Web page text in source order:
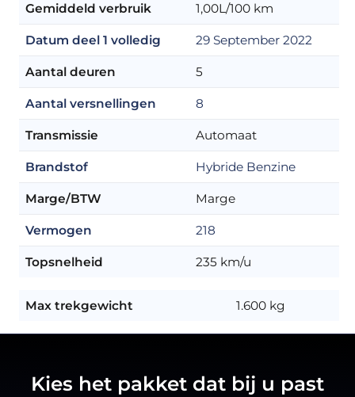
Gemiddeld verbruik 1,00L/100 km
Datum deel 1 volledig 29 September 2022
Aantal deuren 5
Aantal versnellingen 8
Transmissie Automaat
Brandstof Hybride Benzine
Marge/BTW Marge
Vermogen 218
Topsnelheid 235 km/u
Max trekgewicht 1.600 kg
Kies het pakket dat bij u past